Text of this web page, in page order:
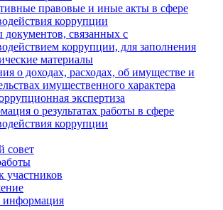
правовые и иные акты в сфере
коррупции
связанных с
коррупции, для заполнения
материалы
о доходах, расходах, об имуществе и
имущественного характера
экспертиза
о результатах работы в сфере
коррупции
совет
участников